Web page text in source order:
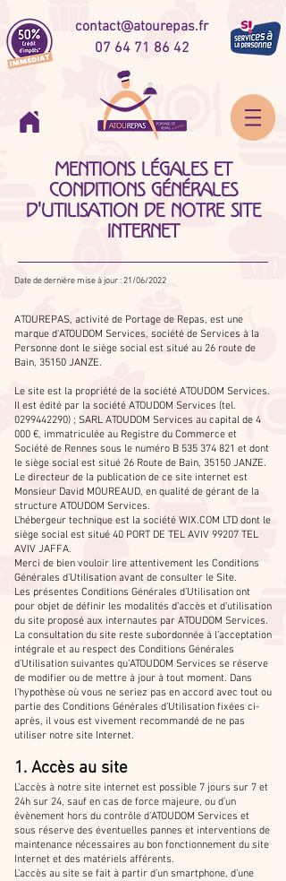
contact@atourepas.fr
07 64 71 86 42
mentions légales ET
conditions générales
d'utilisation de notre site
internet
Date de dernière mise à jour : 21/06/2022
ATOUREPAS, activité de Portage de Repas, est une
marque d'ATOUDOM Services, société de Services à la
Personne dont le siège social est situé au 26 route de
Bain, 35150 JANZE.
Le site est la propriété de la société ATOUDOM Services.
Il est édité par la société ATOUDOM Services (tel.
0299442290) ; SARL ATOUDOM Services au capital de 4
000 €, immatriculée au Registre du Commerce et
Société de Rennes sous le numéro B 535 374 821 et dont
le siège social est situé 26 Route de Bain, 35150 JANZE.
Le directeur de la publication de ce site internet est
Monsieur David MOUREAUD, en qualité de gérant de la
structure ATOUDOM Services.
L’hébergeur technique est la société WIX.COM LTD dont le
siège social est situé 40 PORT DE TEL AVIV 99207 TEL
AVIV JAFFA.
Merci de bien vouloir lire attentivement les Conditions
Générales d’Utilisation avant de consulter le Site.
Les présentes Conditions Générales d’Utilisation ont
pour objet de définir les modalités d’accès et d’utilisation
du site proposé aux internautes par ATOUDOM Services.
La consultation du site reste subordonnée à l’acceptation
intégrale et au respect des Conditions Générales
d’Utilisation suivantes qu’ATOUDOM Services se réserve
de modifier ou de mettre à jour à tout moment. Dans
l’hypothèse où vous ne seriez pas en accord avec tout ou
partie des Conditions Générales d’Utilisation fixées ci-
après, il vous est vivement recommandé de ne pas
utiliser notre site Internet.
1. Accès au site
L’accès à notre site internet est possible 7 jours sur 7 et
24h sur 24, sauf en cas de force majeure, ou d’un
évènement hors du contrôle d’ATOUDOM Services et
sous réserve des éventuelles pannes et interventions de
maintenance nécessaires au bon fonctionnement du site
Internet et des matériels afférents.
L’accès au site se fait à partir d’un smartphone, d’une